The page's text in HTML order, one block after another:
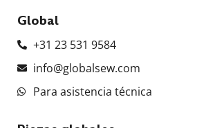
Global
+31 23 531 9584
info@globalsew.com
Para asistencia técnica